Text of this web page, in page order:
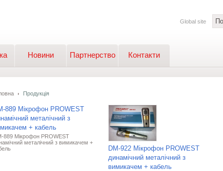
Global site
Новини Партнерство Контакти
Продукція
889 Мікрофон PROWEST
металічний з
+ кабель
889 Мікрофон PROWEST
металічний з вимикачем +
DM-922 Мікрофон PROWEST
динамічний металічний з
вимикачем + кабель